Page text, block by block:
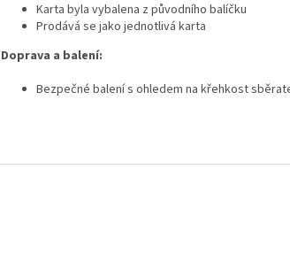
Karta byla vybalena z původního balíčku
Prodává se jako jednotlivá karta
Doprava a balení:
Bezpečné balení s ohledem na křehkost